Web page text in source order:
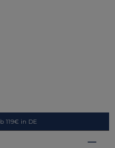
119€ in DE